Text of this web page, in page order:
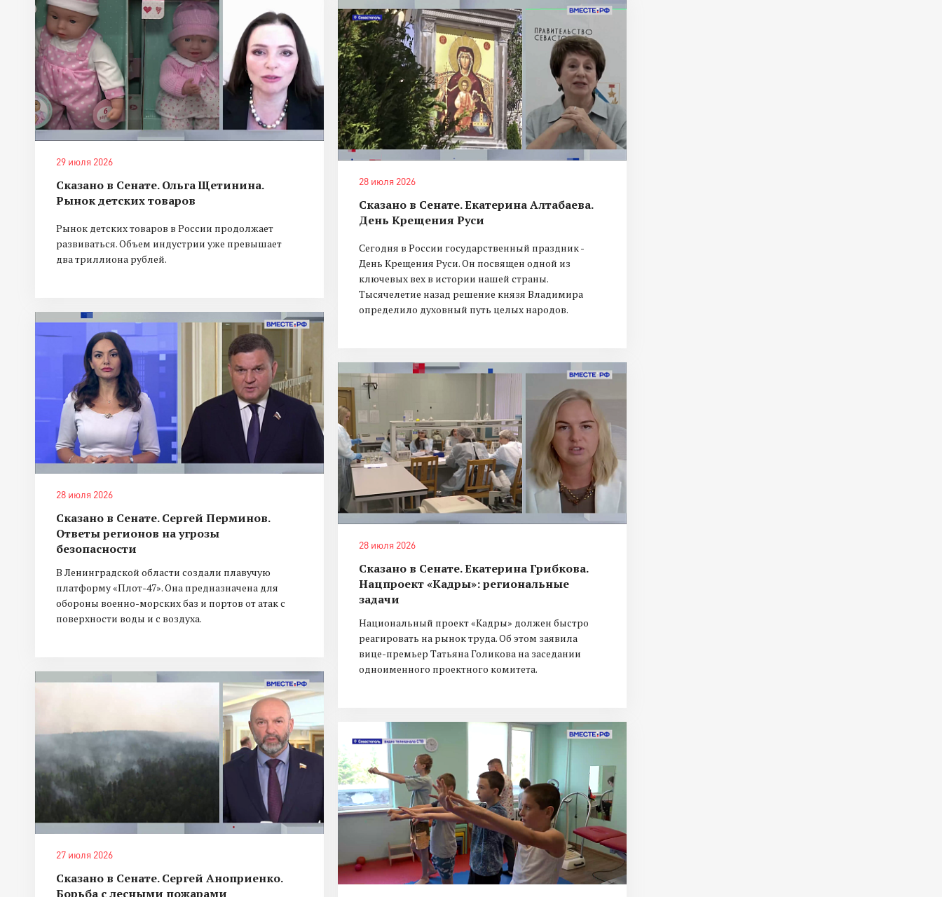
29 июля 2026
Сказано в Сенате. Ольга Щетинина.
Рынок детских товаров
Рынок детских товаров в России продолжает
развиваться. Объем индустрии уже превышает
два триллиона рублей.
28 июля 2026
Сказано в Сенате. Сергей Перминов.
Ответы регионов на угрозы
безопасности
В Ленинградской области создали плавучую
платформу «Плот-47». Она предназначена для
обороны военно-морских баз и портов от атак с
поверхности воды и с воздуха.
27 июля 2026
Сказано в Сенате. Сергей Аноприенко.
Борьба с лесными пожарами
28 июля 2026
Сказано в Сенате. Екатерина Алтабаева.
День Крещения Руси
Сегодня в России государственный праздник -
День Крещения Руси. Он посвящен одной из
ключевых вех в истории нашей страны.
Тысячелетие назад решение князя Владимира
определило духовный путь целых народов.
28 июля 2026
Сказано в Сенате. Екатерина Грибкова.
Нацпроект «Кадры»: региональные
задачи
Национальный проект «Кадры» должен быстро
реагировать на рынок труда. Об этом заявила
вице-премьер Татьяна Голикова на заседании
одноименного проектного комитета.